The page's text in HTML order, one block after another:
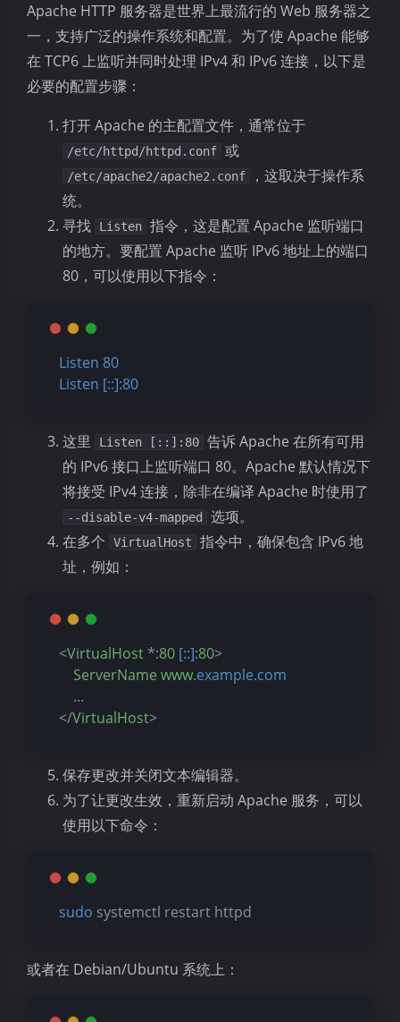
Apache HTTP 服务器是世界上最流行的 Web 服务器之
一，支持广泛的操作系统和配置。为了使 Apache 能够
在 TCP6 上监听并同时处理 IPv4 和 IPv6 连接，以下是
必要的配置步骤：
打开 Apache 的主配置文件，通常位于
/etc/httpd/httpd.conf 或
/etc/apache2/apache2.conf
，这取决于操作系
统。
寻找
Listen 指令，这是配置 Apache 监听端口
的地方。要配置 Apache 监听 IPv6 地址上的端口
80，可以使用以下指令：
Listen 80
Listen [::]:80
这里 Listen [::]:80 告诉 Apache 在所有可用
的 IPv6 接口上监听端口 80。Apache 默认情况下
将接受 IPv4 连接，除非在编译 Apache 时使用了
--disable-v4-mapped
选项。
在多个
VirtualHost
指令中，确保包含 IPv6 地
址，例如：
   <
VirtualHost *:80 [::]:80>
ServerName www.example.com
       ...
   </
VirtualHost>
保存更改并关闭文本编辑器。
为了让更改生效，重新启动 Apache 服务，可以
使用以下命令：
sudo systemctl restart httpd
或者在 Debian/Ubuntu 系统上：